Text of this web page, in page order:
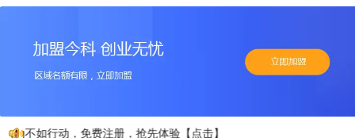
不如行动，免费注册，抢先体验【点击】